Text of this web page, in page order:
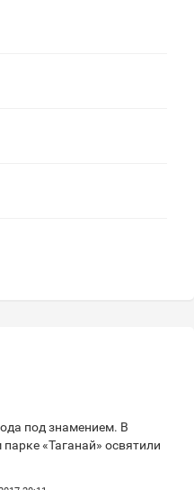
под знамением. В
«Таганай» освятили